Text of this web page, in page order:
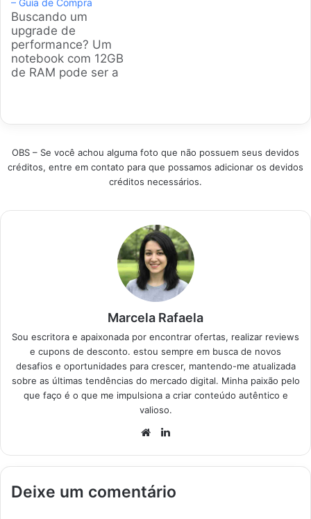
do que você imagina.
Um upgrade na
memória RAM pode
dar um gás no seu
equipamento e
otimizar seu
– Guia de Compra
Buscando um
upgrade de
performance? Um
notebook com 12GB
de RAM pode ser a
populares no Brasil
encontrar a máquina
ideal, seja para
trabalho, estudo ou
Produtos em
OBS – Se você achou alguma foto que não possuem seus devidos
créditos, entre em contato para que possamos adicionar os devidos
créditos necessários.
Marcela Rafaela
Sou escritora e apaixonada por encontrar ofertas, realizar reviews
e cupons de desconto. estou sempre em busca de novos
desafios e oportunidades para crescer, mantendo-me atualizada
sobre as últimas tendências do mercado digital. Minha paixão pelo
que faço é o que me impulsiona a criar conteúdo autêntico e
valioso.
Website
Deixe um comentário